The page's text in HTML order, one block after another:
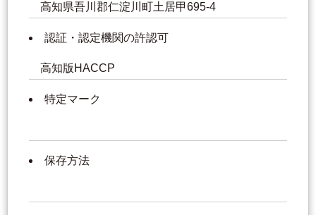
高知県吾川郡仁淀川町土居甲695-4
認証・認定機関の許認可
高知版HACCP
特定マーク
保存方法